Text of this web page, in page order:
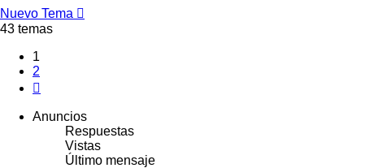
Nuevo Tema
43 temas
1
2
Anuncios
Respuestas
Vistas
Último mensaje